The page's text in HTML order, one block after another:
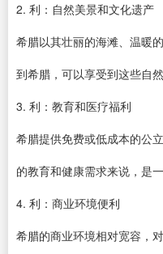
2. 利：自然美景和文化遗产
希腊以其壮丽的海滩、温暖
到希腊，可以享受到这些自
3. 利：教育和医疗福利
希腊提供免费或低成本的公
的教育和健康需求来说，是
4. 利：商业环境便利
希腊的商业环境相对宽容，